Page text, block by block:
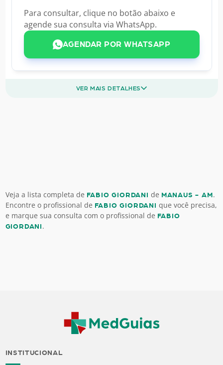
Para consultar, clique no botão abaixo e
agende sua consulta via WhatsApp.
AGENDAR POR WHATSAPP
VER MAIS DETALHES
Veja a lista completa de FABIO GIORDANI de MANAUS - AM .
Encontre o profissional de FABIO GIORDANI
que você precisa,
e marque sua consulta com o profissional de FABIO
GIORDANI .
INSTITUCIONAL